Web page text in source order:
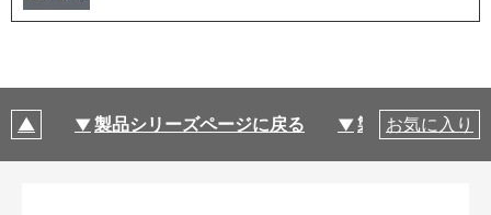
製品シリーズページに戻る 製品仕様
お気に入り